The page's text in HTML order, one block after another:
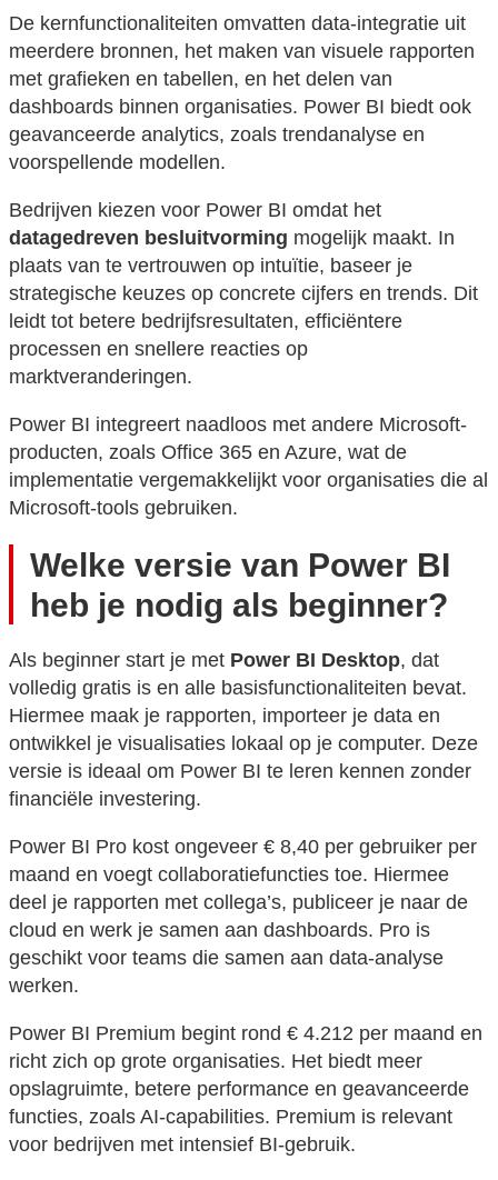
De kernfunctionaliteiten omvatten data-integratie uit
meerdere bronnen, het maken van visuele rapporten
met grafieken en tabellen, en het delen van
dashboards binnen organisaties. Power BI biedt ook
geavanceerde analytics, zoals trendanalyse en
voorspellende modellen.
Bedrijven kiezen voor Power BI omdat het
datagedreven besluitvorming mogelijk maakt. In
plaats van te vertrouwen op intuïtie, baseer je
strategische keuzes op concrete cijfers en trends. Dit
leidt tot betere bedrijfsresultaten, efficiëntere
processen en snellere reacties op
marktveranderingen.
Power BI integreert naadloos met andere Microsoft-
producten, zoals Office 365 en Azure, wat de
implementatie vergemakkelijkt voor organisaties die al
Microsoft-tools gebruiken.
Welke versie van Power BI
heb je nodig als beginner?
Als beginner start je met Power BI Desktop, dat
volledig gratis is en alle basisfunctionaliteiten bevat.
Hiermee maak je rapporten, importeer je data en
ontwikkel je visualisaties lokaal op je computer. Deze
versie is ideaal om Power BI te leren kennen zonder
financiële investering.
Power BI Pro kost ongeveer € 8,40 per gebruiker per
maand en voegt collaboratiefuncties toe. Hiermee
deel je rapporten met collega’s, publiceer je naar de
cloud en werk je samen aan dashboards. Pro is
geschikt voor teams die samen aan data-analyse
werken.
Power BI Premium begint rond € 4.212 per maand en
richt zich op grote organisaties. Het biedt meer
opslagruimte, betere performance en geavanceerde
functies, zoals AI-capabilities. Premium is relevant
voor bedrijven met intensief BI-gebruik.